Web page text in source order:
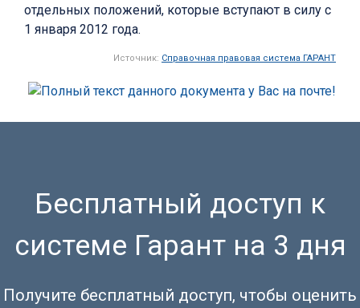
отдельных положений, которые вступают в силу с
1 января 2012 года.
Источник: Справочная правовая система ГАРАНТ
Бесплатный доступ к
системе Гарант на 3 дня
Получите бесплатный доступ, чтобы оценить